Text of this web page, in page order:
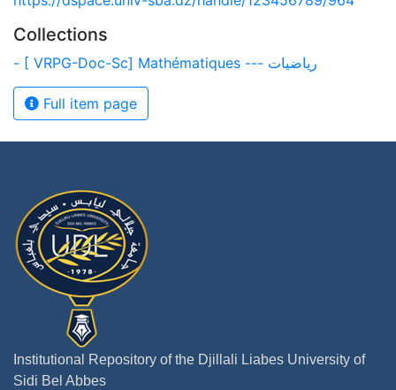
Collections
- [ VRPG-Doc-Sc] Mathématiques --- رياضيات
Full item page
Institutional Repository of the Djillali Liabes University of
Sidi Bel Abbes